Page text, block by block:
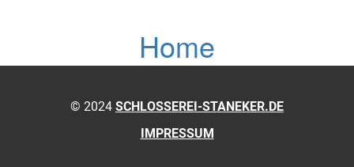
Home
© 2024 SCHLOSSEREI-STANEKER.DE
IMPRESSUM